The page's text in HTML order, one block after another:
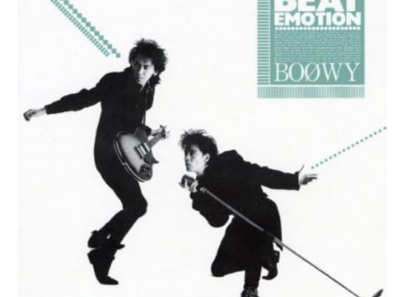
ちょっと気になるネットの話題